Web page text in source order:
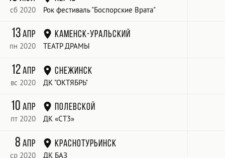
сб 2020 Рок фестиваль "Боспорские Врата"
13апр
пн 2020
Каменск-Уральский
ТЕАТР ДРАМЫ
12апр
вс 2020
Снежинск
ДК "ОКТЯБРЬ"
10апр
пт 2020
Полевской
ДК «СТ3»
8апр
ср 2020
Краснотурьинск
ДК БАЗ